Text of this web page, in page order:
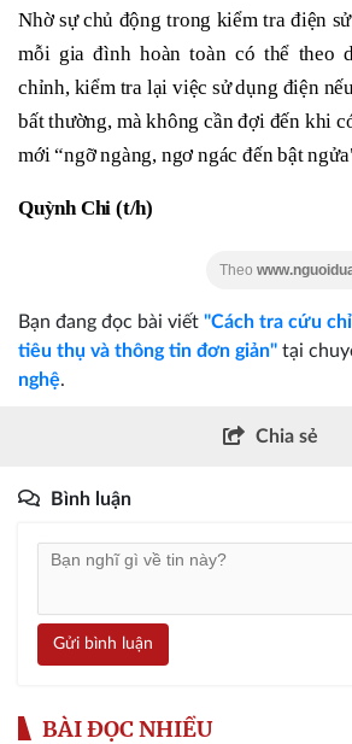
Nhờ sự chủ động trong kiểm tra điện
mỗi gia đình hoàn toàn có thể theo
chỉnh, kiểm tra lại việc sử dụng điện
bất thường, mà không cần đợi đến khi
mới “ngỡ ngàng, ngơ ngác đến bật
Quỳnh Chi (t/h)
Theo
Bạn đang đọc bài viết "Cách tra cứu
tiêu thụ và thông tin đơn giản" tại
nghệ.
Chia sẻ
Bình luận
Gửi bình luận
BÀI ĐỌC NHIỀU